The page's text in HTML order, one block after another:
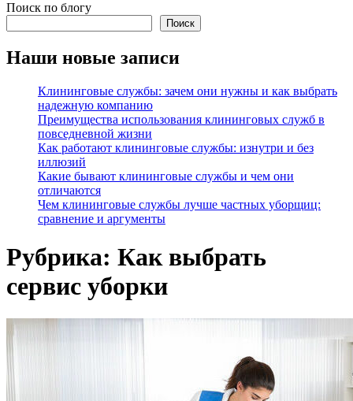
Поиск по блогу
Поиск
Наши новые записи
Клининговые службы: зачем они нужны и как выбрать
надежную компанию
Преимущества использования клининговых служб в
повседневной жизни
Как работают клининговые службы: изнутри и без
иллюзий
Какие бывают клининговые службы и чем они
отличаются
Чем клининговые службы лучше частных уборщиц:
сравнение и аргументы
Рубрика: Как выбрать
сервис уборки